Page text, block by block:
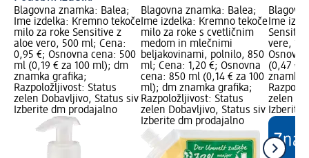
Blagovna znamka: Balea;
Ime izdelka: Kremno tekoče
milo za roke Sensitive z
aloe vero, 500 ml; Cena:
0,95 €; Osnovna cena: 500
ml (0,19 € za 100 ml); dm
znamka grafika;
Razpoložljivost: Status
zelen Dobavljivo, Status siv
Izberite dm prodajalno
Blagovna znamka: Balea;
Ime izdelka: Kremno tekoče
milo za roke s cvetličnim
medom in mlečnimi
beljakovinami, polnilo, 850
ml; Cena: 1,20 €; Osnovna
cena: 850 ml (0,14 € za 100
ml); dm znamka grafika;
Razpoložljivost: Status
zelen Dobavljivo, Status siv
Izberite dm prodajalno
Ime
vere,
(0,47 €
znamka
zelen
Izberite